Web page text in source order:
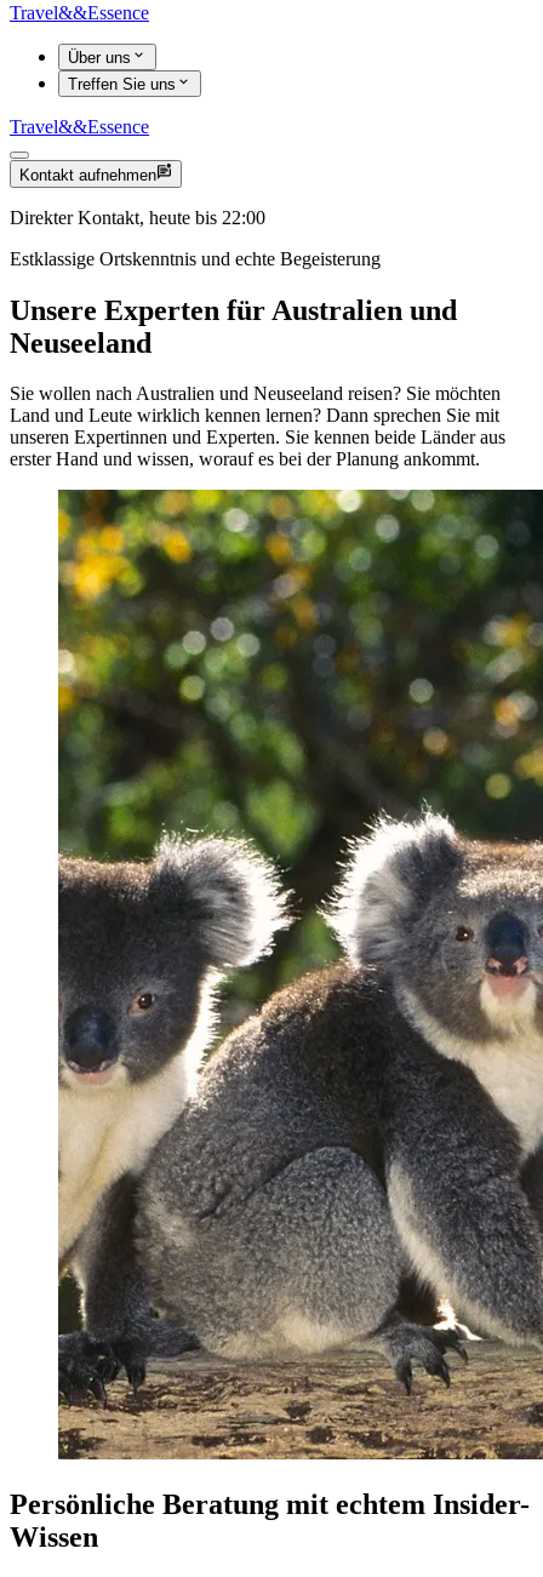
Travel&&Essence
Über uns
Treffen Sie uns
Travel&&Essence
Kontakt aufnehmen
Direkter Kontakt, heute bis 22:00
Estklassige Ortskenntnis und echte Begeisterung
Unsere Experten für Australien und
Neuseeland
Sie wollen nach Australien und Neuseeland reisen? Sie möchten
Land und Leute wirklich kennen lernen? Dann sprechen Sie mit
unseren Expertinnen und Experten. Sie kennen beide Länder aus
erster Hand und wissen, worauf es bei der Planung ankommt.
Persönliche Beratung mit echtem Insider-
Wissen